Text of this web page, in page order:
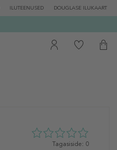
ILUTEENUSED DOUGLASE ILUKAART
0
Tagasiside: 0